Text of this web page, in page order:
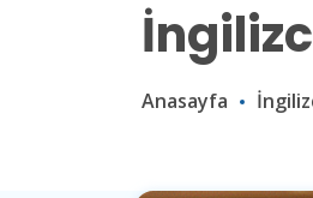
Anasayfa